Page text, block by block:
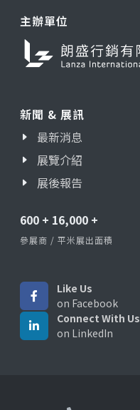
主辦單位
新聞 & 展訊
最新消息
展覽介紹
展後報告
600 + 16,000 +
參展商 / 平米展出面積
Like Us
on Facebook
Connect With Us
on LinkedIn